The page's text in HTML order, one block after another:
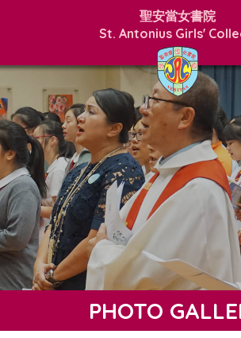
聖安當女書院
St. Antonius Girls'
PHOTO